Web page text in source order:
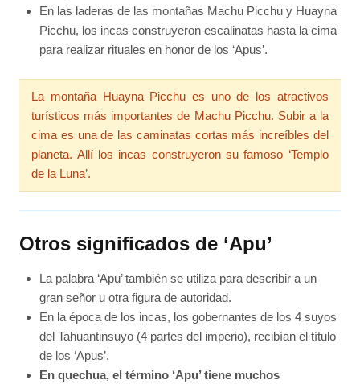
En las laderas de las montañas Machu Picchu y Huayna
Picchu, los incas construyeron escalinatas hasta la cima
para realizar rituales en honor de los ‘Apus’.
La montaña Huayna Picchu es uno de los atractivos
turísticos más importantes de Machu Picchu. Subir a la
cima es una de las caminatas cortas más increíbles del
planeta. Allí los incas construyeron su famoso ‘Templo
de la Luna’.
Otros significados de ‘Apu’
La palabra ‘Apu’ también se utiliza para describir a un
gran señor u otra figura de autoridad.
En la época de los incas, los gobernantes de los 4 suyos
del Tahuantinsuyo (4 partes del imperio), recibían el título
de los ‘Apus’.
En quechua, el término ‘Apu’ tiene muchos